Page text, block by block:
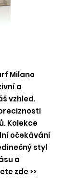
Milano
a
vzhled.
Kolekce
očekávání
styl
a
zde >>